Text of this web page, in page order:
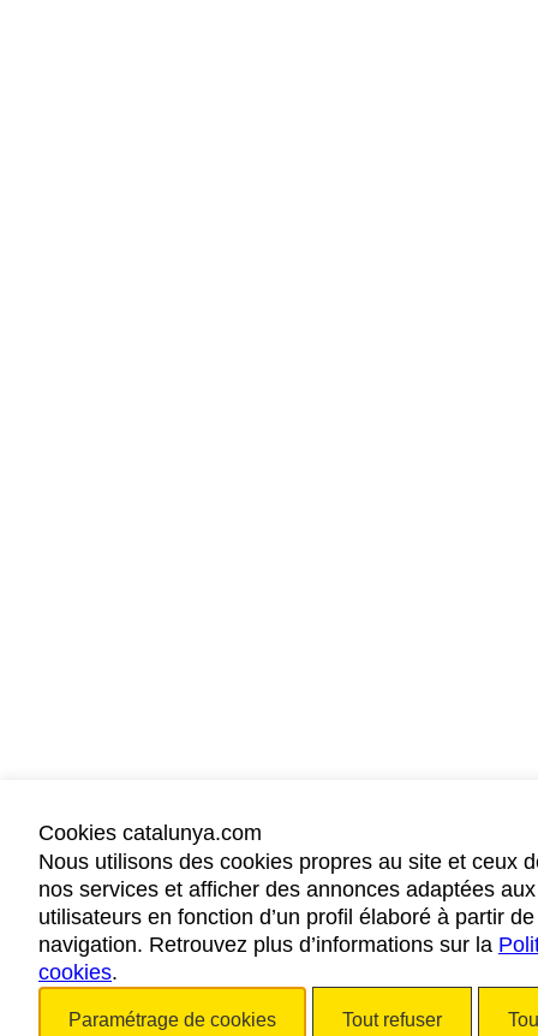
Cookies catalunya.com
Nous utilisons des cookies propres au site et ceux
nos services et afficher des annonces adaptées
utilisateurs en fonction d’un profil élaboré à partir
navigation. Retrouvez plus d’informations sur la
cookies.
Paramétrage de cookies Tout refuser